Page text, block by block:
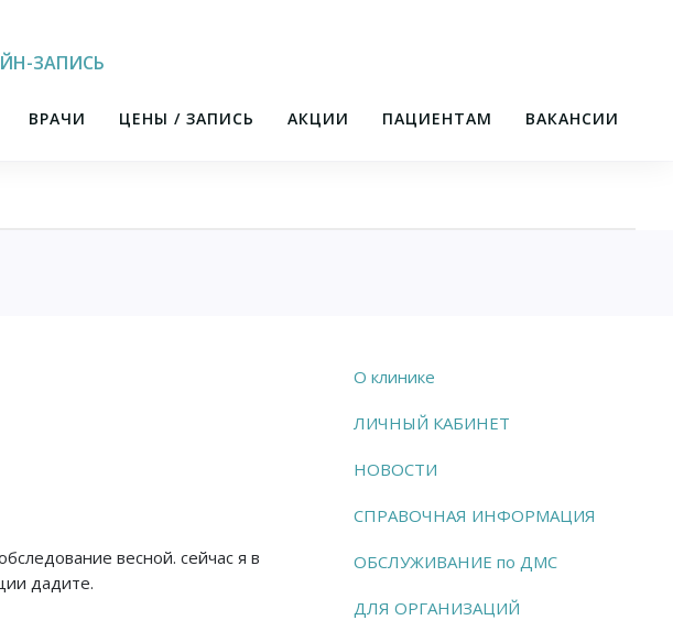
ЗАПИСЬ
ВРАЧИ ЦЕНЫ / ЗАПИСЬ АКЦИИ ПАЦИЕНТАМ ВАКАНСИИ
весной. сейчас я в
дадите.
О клинике
ЛИЧНЫЙ КАБИНЕТ
НОВОСТИ
СПРАВОЧНАЯ ИНФОРМАЦИЯ
ОБСЛУЖИВАНИЕ по ДМС
ДЛЯ ОРГАНИЗАЦИЙ